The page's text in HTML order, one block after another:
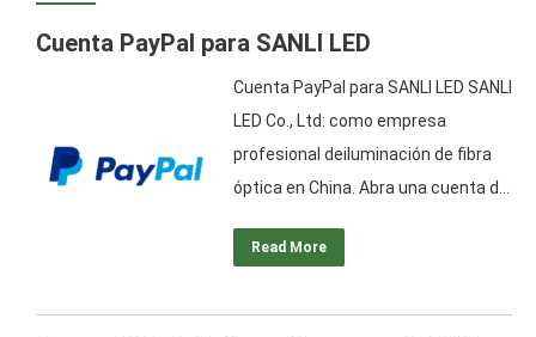
Cuenta PayPal para SANLI LED
Cuenta PayPal para SANLI LED SANLI
LED Co., Ltd: como empresa
profesional deiluminación de fibra
óptica en China. Abra una cuenta de
la cooperación comercial con
había solicitado anteriormente la
Read More